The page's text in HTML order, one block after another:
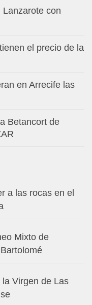
con
el precio de la
en Arrecife las
Betancort de
a las rocas en el
Mixto de
Virgen de Las